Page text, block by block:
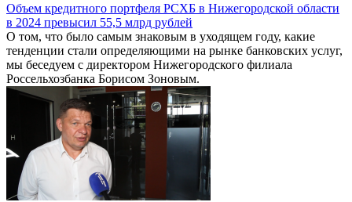
Объем кредитного портфеля РСХБ в Нижегородской области
в 2024 превысил 55,5 млрд рублей
О том, что было самым знаковым в уходящем году, какие
тенденции стали определяющими на рынке банковских услуг,
мы беседуем с директором Нижегородского филиала
Россельхозбанка Борисом Зоновым.